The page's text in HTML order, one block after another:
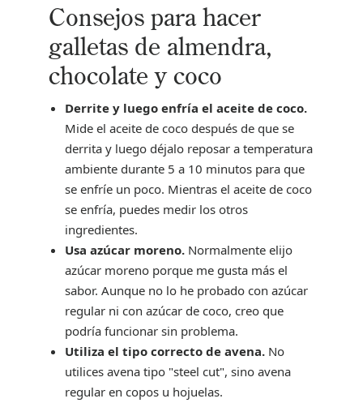
Consejos para hacer
galletas de almendra,
chocolate y coco
Derrite y luego enfría el aceite de coco.
Mide el aceite de coco después de que se
derrita y luego déjalo reposar a temperatura
ambiente durante 5 a 10 minutos para que
se enfríe un poco. Mientras el aceite de coco
se enfría, puedes medir los otros
ingredientes.
Usa azúcar moreno. Normalmente elijo
azúcar moreno porque me gusta más el
sabor. Aunque no lo he probado con azúcar
regular ni con azúcar de coco, creo que
podría funcionar sin problema.
Utiliza el tipo correcto de avena. No
utilices avena tipo "steel cut", sino avena
regular en copos u hojuelas.